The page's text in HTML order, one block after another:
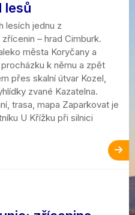
lesů
lesích jednu z
– hrad Cimburk.
města Koryčany a
k němu a zpět
přes skalní útvar Kozel,
zvané Kazatelna.
trasa, mapa Zaparkovat je
U Křížku při silnici